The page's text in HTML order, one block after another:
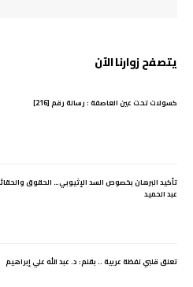
يتصفح زوارنا الآن
كسولات تحت عين العاصفة : رسالة رقم [216]
تأكيد البرهان بخصوص السد الإثيوبي… الحقوق
عبد الحميد
تعلق قلبي لفظة عربية .. بقلم: د. عبد الله علي إبراهيم